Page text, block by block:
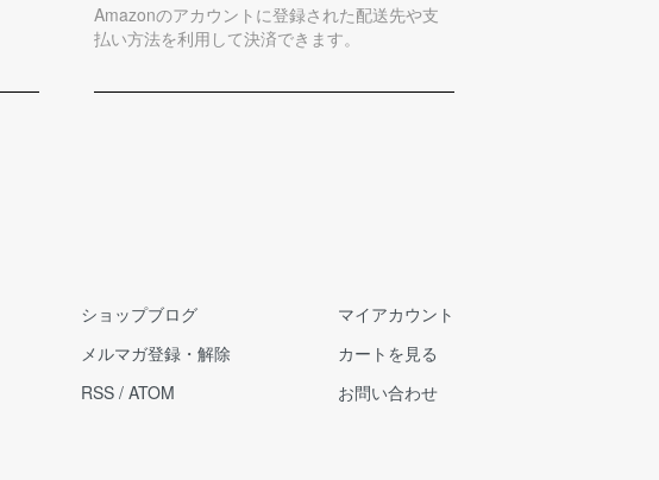
Amazonのアカウントに登録された配送先や支
払い方法を利用して決済できます。
ショップブログ
メルマガ登録・解除
RSS / ATOM
マイアカウント
カートを見る
お問い合わせ